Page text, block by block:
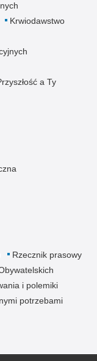
Krwiodawstwo
a Ty
Rzecznik prasowy
i polemiki
potrzebami